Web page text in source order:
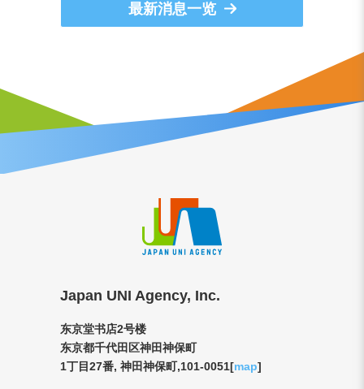
最新消息一览
Japan UNI Agency, Inc.
东京堂书店2号楼
东京都千代田区神田神保町
1丁目27番, 神田神保町,101-0051[map]